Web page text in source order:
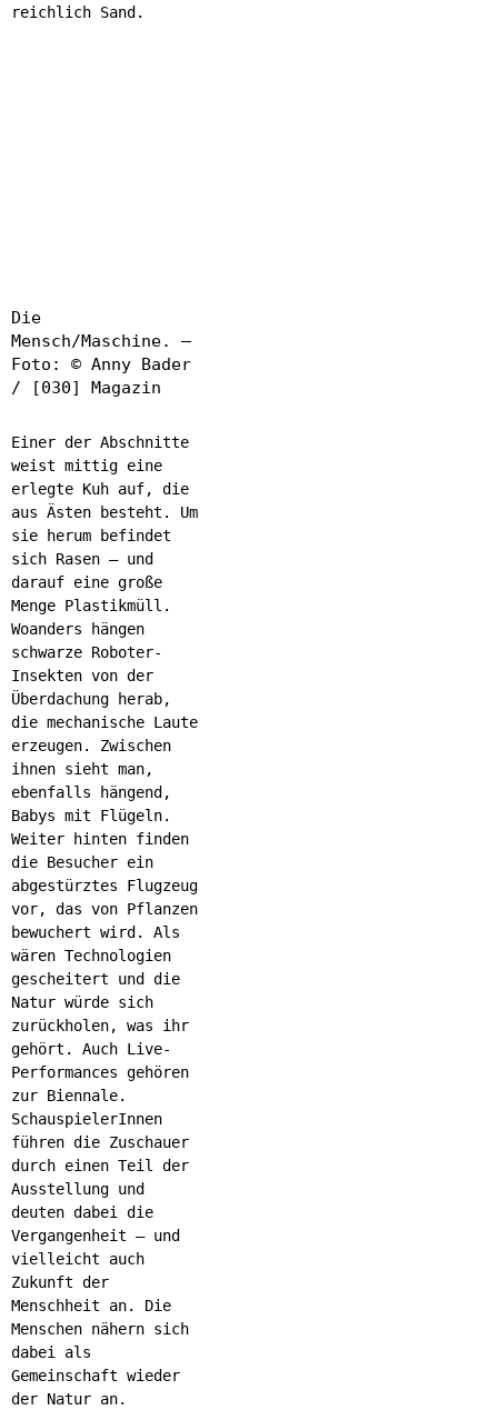
reichlich Sand.
Die
Mensch/Maschine. –
Foto: © Anny Bader
/ [030] Magazin
Einer der Abschnitte
weist mittig eine
erlegte Kuh auf, die
aus Ästen besteht. Um
sie herum befindet
sich Rasen – und
darauf eine große
Menge Plastikmüll.
Woanders hängen
schwarze Roboter-
Insekten von der
Überdachung herab,
die mechanische Laute
erzeugen. Zwischen
ihnen sieht man,
ebenfalls hängend,
Babys mit Flügeln.
Weiter hinten finden
die Besucher ein
abgestürztes Flugzeug
vor, das von Pflanzen
bewuchert wird. Als
wären Technologien
gescheitert und die
Natur würde sich
zurückholen, was ihr
gehört. Auch Live-
Performances gehören
zur Biennale.
SchauspielerInnen
führen die Zuschauer
durch einen Teil der
Ausstellung und
deuten dabei die
Vergangenheit – und
vielleicht auch
Zukunft der
Menschheit an. Die
Menschen nähern sich
dabei als
Gemeinschaft wieder
der Natur an.